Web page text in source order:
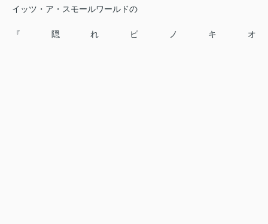
イッツ・ア・スモールワールドの
『隠れピノキオ